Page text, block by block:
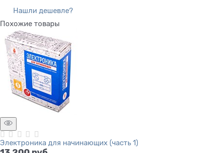
Нашли дешевле?
Похожие товары
Электроника для начинающих (часть 1)